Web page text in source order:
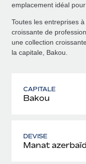
emplacement idéal
Toutes les entreprises
croissante de
une collection
la capitale, Bakou.
CAPITALE
Bakou
DEVISE
Manat